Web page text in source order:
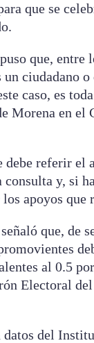
que se
que, entre
ciudadano o
caso, es
Morena en el
debe referir el
consulta y, si
apoyos que
que, de
al 0.5
Electoral
datos del